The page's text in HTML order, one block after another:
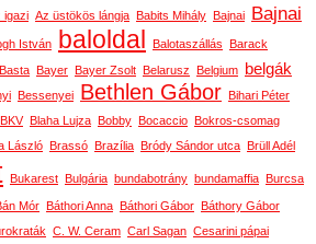
igazi Az üstökös lángja Babits Mihály Bajnai Bajnai
István baloldal Balotaszállás Barack
Basta Bayer Bayer Zsolt Belarusz Belgium belgák
Bessenyei Bethlen Gábor Bihari Péter
BKV Blaha Lujza Bobby Bocaccio Bokros-csomag
László Brassó Brazília Bródy Sándor utca Brüll Adél
Bukarest Bulgária bundabotrány bundamaffia Burcsa
Mór Báthori Anna Báthori Gábor Báthory Gábor
C. W. Ceram Carl Sagan Cesarini pápai